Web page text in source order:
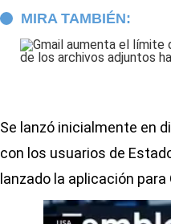
MIRA TAMBIÉN:
Se lanzó inicialmente en
con los usuarios de
lanzado la aplicación para